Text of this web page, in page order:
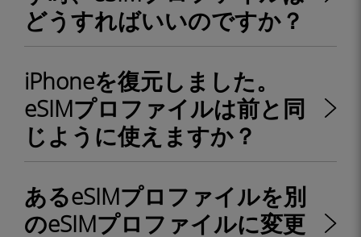
どうすればいいのですか？
iPhoneを復元しました。
eSIMプロファイルは前と同
じように使えますか？
あるeSIMプロファイルを別
のeSIMプロファイルに変更